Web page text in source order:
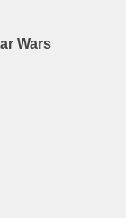
Wars